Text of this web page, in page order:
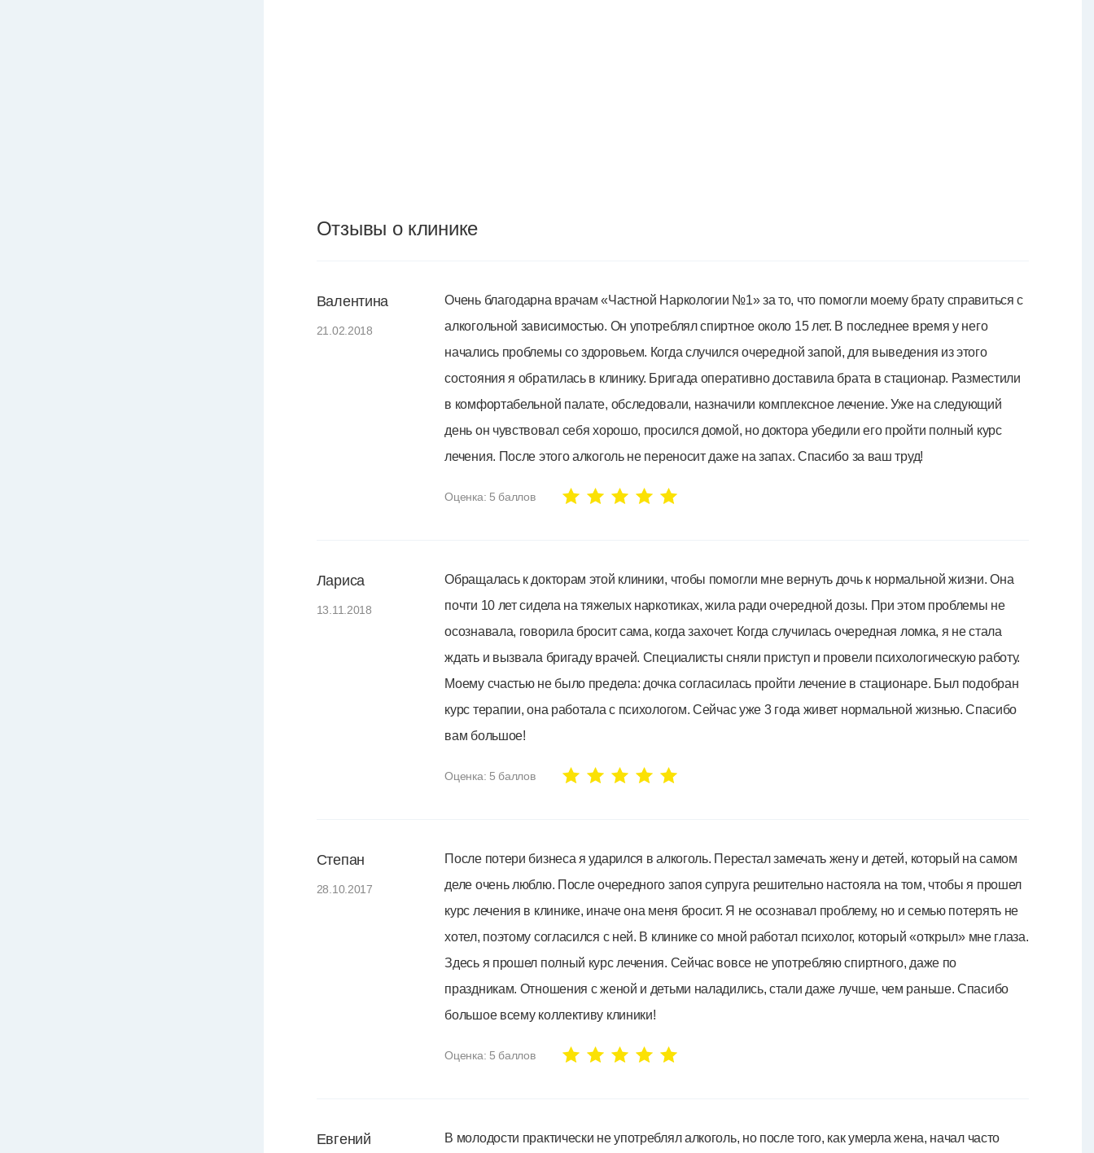
Отзывы о клинике
Валентина
21.02.2018
Очень благодарна врачам «Частной Наркологии №1» за то, что помогли моему брату справиться с
алкогольной зависимостью. Он употреблял спиртное около 15 лет. В последнее время у него
начались проблемы со здоровьем. Когда случился очередной запой, для выведения из этого
состояния я обратилась в клинику. Бригада оперативно доставила брата в стационар. Разместили
в комфортабельной палате, обследовали, назначили комплексное лечение. Уже на следующий
день он чувствовал себя хорошо, просился домой, но доктора убедили его пройти полный курс
лечения. После этого алкоголь не переносит даже на запах. Спасибо за ваш труд!
Оценка: 5 баллов
Лариса
13.11.2018
Обращалась к докторам этой клиники, чтобы помогли мне вернуть дочь к нормальной жизни. Она
почти 10 лет сидела на тяжелых наркотиках, жила ради очередной дозы. При этом проблемы не
осознавала, говорила бросит сама, когда захочет. Когда случилась очередная ломка, я не стала
ждать и вызвала бригаду врачей. Специалисты сняли приступ и провели психологическую работу.
Моему счастью не было предела: дочка согласилась пройти лечение в стационаре. Был подобран
курс терапии, она работала с психологом. Сейчас уже 3 года живет нормальной жизнью. Спасибо
вам большое!
Оценка: 5 баллов
Степан
28.10.2017
После потери бизнеса я ударился в алкоголь. Перестал замечать жену и детей, который на самом
деле очень люблю. После очередного запоя супруга решительно настояла на том, чтобы я прошел
курс лечения в клинике, иначе она меня бросит. Я не осознавал проблему, но и семью потерять не
хотел, поэтому согласился с ней. В клинике со мной работал психолог, который «открыл» мне глаза.
Здесь я прошел полный курс лечения. Сейчас вовсе не употребляю спиртного, даже по
праздникам. Отношения с женой и детьми наладились, стали даже лучше, чем раньше. Спасибо
большое всему коллективу клиники!
Оценка: 5 баллов
Евгений В молодости практически не употреблял алкоголь, но после того, как умерла жена, начал часто